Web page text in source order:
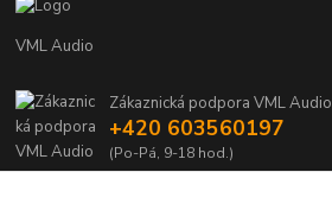
VML Audio
Zákaznická podpora VML Audio
+420 603560197
(Po-Pá, 9-18 hod.)